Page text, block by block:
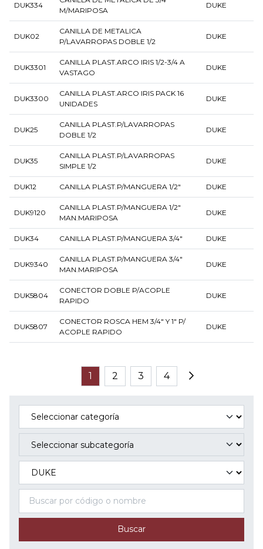
DUK334
M/MARIPOSA
DUKE
DUK02
CANILLA DE METALICA
P/LAVARROPAS DOBLE 1/2
DUKE
DUK3301
CANILLA PLAST.ARCO IRIS 1/2-3/4 A
VASTAGO
DUKE
DUK3300
CANILLA PLAST.ARCO IRIS PACK 16
UNIDADES
DUKE
DUK25
CANILLA PLAST.P/LAVARROPAS
DOBLE 1/2
DUKE
DUK35
CANILLA PLAST.P/LAVARROPAS
SIMPLE 1/2
DUKE
DUK12 CANILLA PLAST.P/MANGUERA 1/2" DUKE
DUK9120
CANILLA PLAST.P/MANGUERA 1/2"
MAN.MARIPOSA
DUKE
DUK34 CANILLA PLAST.P/MANGUERA 3/4" DUKE
DUK9340
CANILLA PLAST.P/MANGUERA 3/4"
MAN.MARIPOSA
DUKE
DUK5804
CONECTOR DOBLE P/ACOPLE
RAPIDO
DUKE
DUK5807
CONECTOR ROSCA HEM 3/4" Y 1" P/
ACOPLE RAPIDO
DUKE
1 2 3 4
Buscar